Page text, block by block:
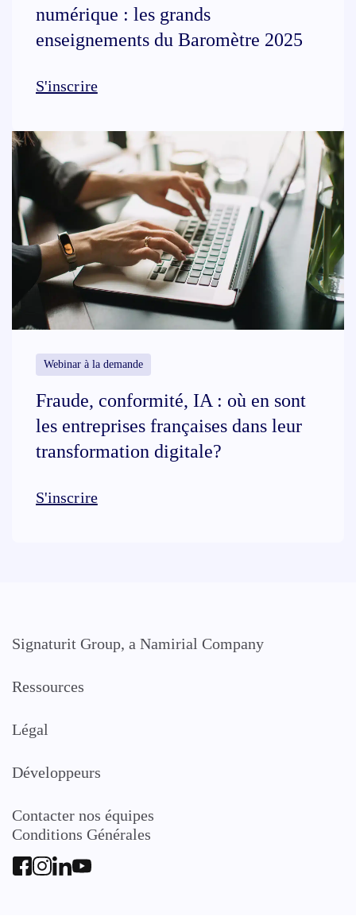
numérique : les grands
enseignements du Baromètre 2025
S'inscrire
Webinar à la demande
Fraude, conformité, IA : où en sont
les entreprises françaises dans leur
transformation digitale?
S'inscrire
Signaturit Group, a Namirial Company
Ressources
Légal
Développeurs
Contacter nos équipes
Conditions Générales